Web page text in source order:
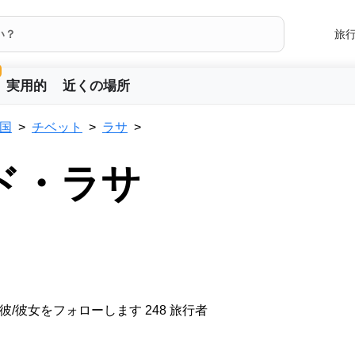
旅
実用的 近くの場所
チベット ラサ
・ラサ
/彼女をフォローします 248 旅行者